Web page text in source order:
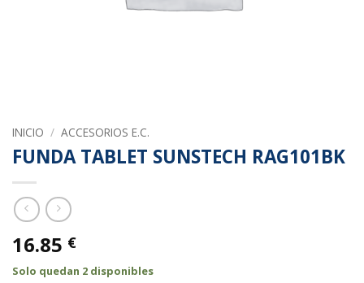
INICIO / ACCESORIOS E.C.
FUNDA TABLET SUNSTECH RAG101BK
16.85 €
Solo quedan 2 disponibles